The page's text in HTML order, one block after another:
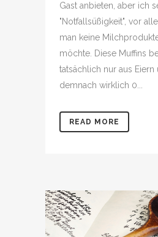
Gast anbieten, aber ich
"Notfallsüßigkeit", vor
man keine
möchte. Diese Muffins
tatsächlich nur aus Eiern
demnach wirklich 0...
READ MORE